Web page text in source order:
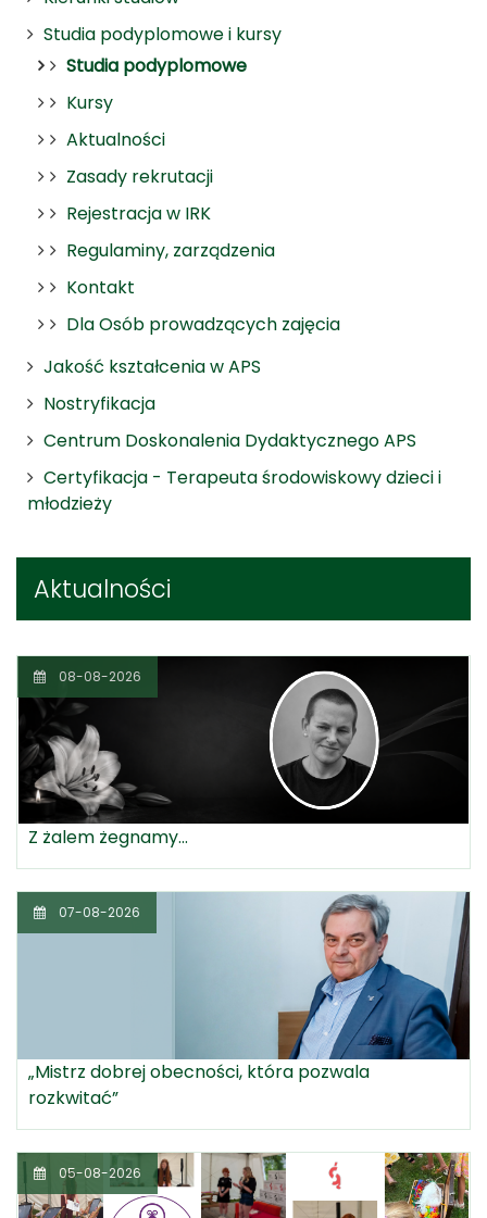
Studia podyplomowe i kursy
Studia podyplomowe
Kursy
Aktualności
Zasady rekrutacji
Rejestracja w IRK
Regulaminy, zarządzenia
Kontakt
Dla Osób prowadzących zajęcia
Jakość kształcenia w APS
Nostryfikacja
Centrum Doskonalenia Dydaktycznego APS
Certyfikacja - Terapeuta środowiskowy dzieci i
młodzieży
Aktualności
08-08-2026
Z żalem żegnamy...
07-08-2026
„Mistrz dobrej obecności, która pozwala
rozkwitać”
05-08-2026